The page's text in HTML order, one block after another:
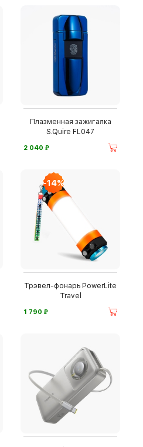
Плазменная зажигалка
S.Quire FL047
2 040 ⃏
-14%
Трэвел-фонарь PowerLite
Travel
1 790 ⃏